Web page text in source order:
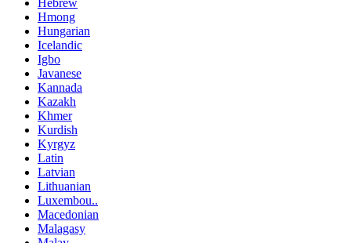
Hebrew
Hmong
Hungarian
Icelandic
Igbo
Javanese
Kannada
Kazakh
Khmer
Kurdish
Kyrgyz
Latin
Latvian
Lithuanian
Luxembou..
Macedonian
Malagasy